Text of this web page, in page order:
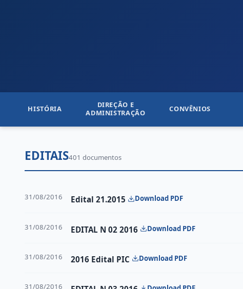
HISTÓRIA
DIREÇÃO E
ADMINISTRAÇÃO
CONVÊNIOS
EDITAIS401 documentos
31/08/2016 Edital 21.2015 Download PDF
31/08/2016 EDITAL N 02 2016 Download PDF
31/08/2016 2016 Edital PIC Download PDF
31/08/2016